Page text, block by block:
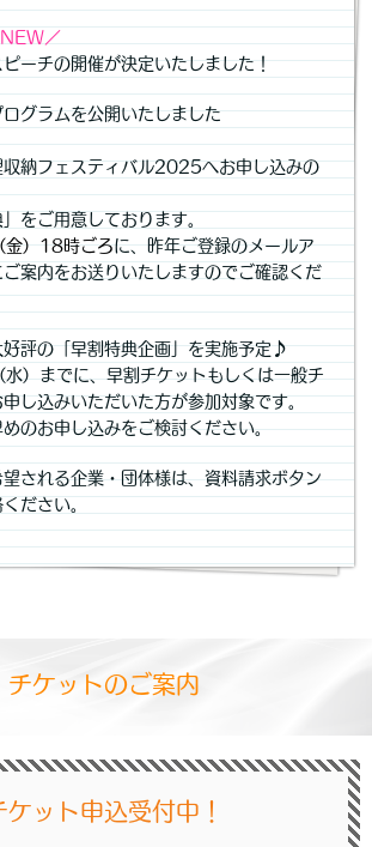
／
ーチの開催が決定いたしました！
グラムを公開いたしました
収納フェスティバル2025へお申し込みの
」をご用意しております。
）18時ごろに、昨年ご登録のメールア
ご案内をお送りいたしますのでご確認くだ
好評の「早割特典企画」を実施予定♪
）までに、早割チケットもしくは一般チ
し込みいただいた方が参加対象です。
のお申し込みをご検討ください。
される企業・団体様は、資料請求ボタン
ださい。
チケットのご案内
ケット申込受付中！